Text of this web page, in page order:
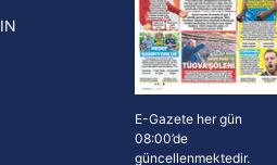
E-Gazete her gün
08:00’de
güncellenmektedir.